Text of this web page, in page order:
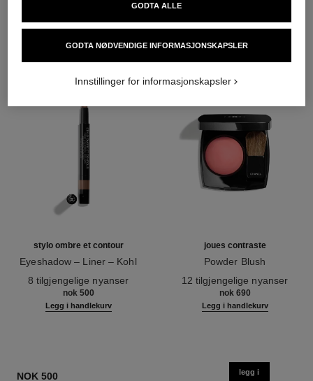
DEN PERFEKTE MATCH
stylo ombre et contour
Eyeshadow – Liner – Kohl
8 tilgjengelige nyanser
nok 500
Legg i handlekurv
joues contraste
Powder Blush
12 tilgjengelige nyanser
nok 690
Legg i handlekurv
NOK 500
legg i
GODTA NØDVENDIGE INFORMASJONSKAPSLER
GODTA ALLE
Innstillinger for informasjonskapsler